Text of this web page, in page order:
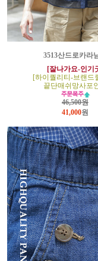
3513산드로카라
[잘나가요-인기
[하이퀄리티-브랜드
끝단매쉬망사포
46,500원
41,000원